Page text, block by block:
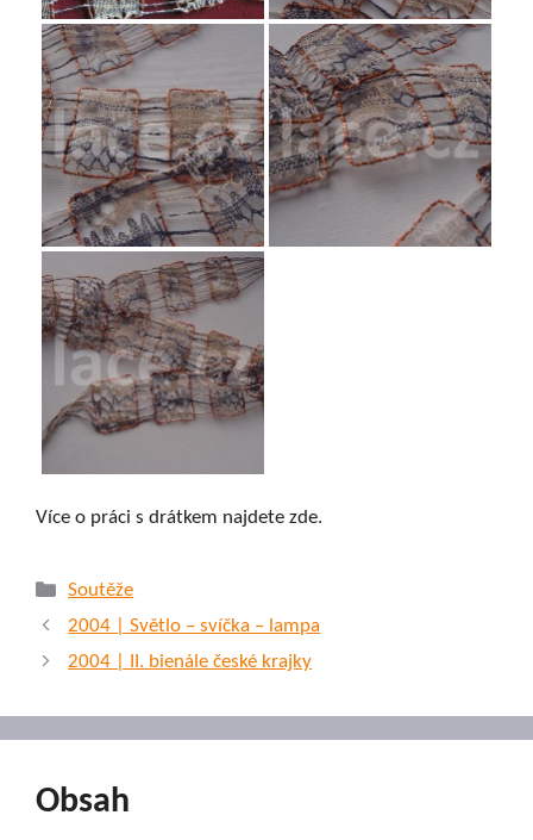
Více o práci s drátkem najdete zde.
Rubriky
Soutěže
2004 | Světlo – svíčka – lampa
2004 | II. bienále české krajky
Obsah